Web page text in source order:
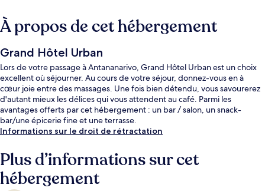
À propos de cet hébergement
Grand Hôtel Urban
Lors de votre passage à Antananarivo, Grand Hôtel Urban est un choix
excellent où séjourner. Au cours de votre séjour, donnez-vous en à
cœur joie entre des massages. Une fois bien détendu, vous savourerez
d'autant mieux les délices qui vous attendent au café. Parmi les
avantages offerts par cet hébergement : un bar / salon, un snack-
bar/une épicerie fine et une terrasse.
Informations sur le droit de rétractation
Plus d’informations sur cet
hébergement